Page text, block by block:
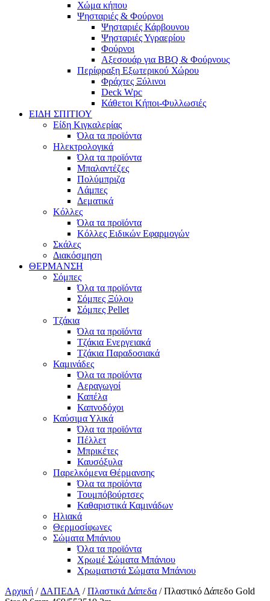
Χώμα κήπου
Ψησταριές & Φούρνοι
Ψησταριές Κάρβουνου
Ψησταριές Υγραερίου
Φούρνοι
Αξεσουάρ για BBQ & Φούρνους
Περίφραξη Εξωτερικού Χώρου
Φράχτες Ξύλινοι
Deck Wpc
Κάθετοι Κήποι-Φυλλωσιές
ΕΙΔΗ ΣΠΙΤΙΟΥ
Είδη Κιγκαλερίας
Όλα τα προϊόντα
Ηλεκτρολογικά
Όλα τα προϊόντα
Μπαλαντέζες
Πολύμπριζα
Λάμπες
Δεματικά
Κόλλες
Όλα τα προϊόντα
Κόλλες Ειδικών Εφαρμογών
Σκάλες
Διακόσμηση
ΘΕΡΜΑΝΣΗ
Σόμπες
Όλα τα προϊόντα
Σόμπες Ξύλου
Σόμπες Pellet
Τζάκια
Όλα τα προϊόντα
Τζάκια Ενεργειακά
Τζάκια Παραδοσιακά
Καμινάδες
Όλα τα προϊόντα
Αεραγωγοί
Καπέλα
Καπνοδόχοι
Καύσιμα Υλικά
Όλα τα προϊόντα
Πέλλετ
Μπρικέτες
Καυσόξυλα
Παρελκόμενα Θέρμανσης
Όλα τα προϊόντα
Τουμπόβούρτσες
Καθαριστικά Καμινάδων
Ηλιακά
Θερμοσίφωνες
Σώματα Μπάνιου
Όλα τα προϊόντα
Χρωμέ Σώματα Μπάνιου
Χρωματιστά Σώματα Μπάνιου
Αρχική / ΔΑΠΕΔΑ /Πλαστικά Δάπεδα / Πλαστικό Δάπεδο Gold